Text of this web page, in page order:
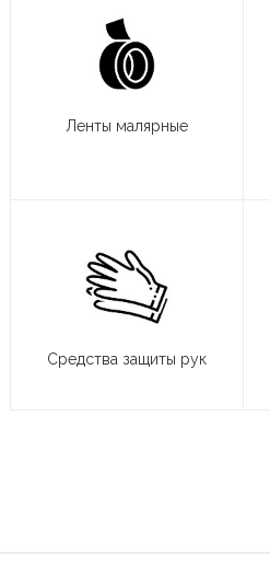
Ленты малярные
Средства защиты рук